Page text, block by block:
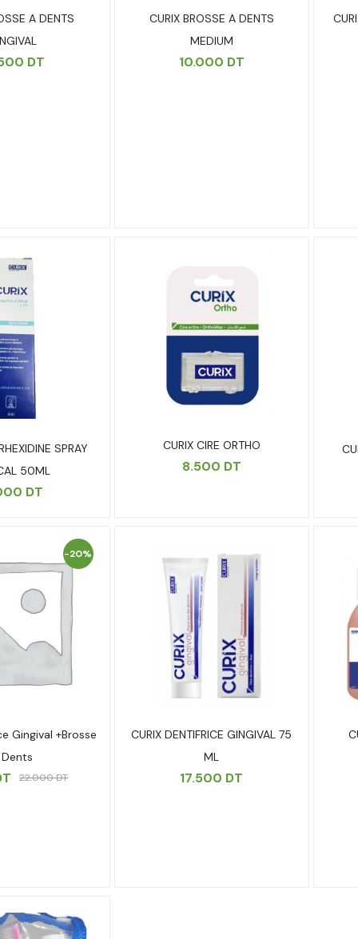
A DENTS
DT
CURIX BROSSE A DENTS
MEDIUM
10.000 DT
SPRAY
50ML
DT
CURIX CIRE ORTHO
8.500 DT
-20%
Gingival +brosse
22.000DT
CURIX DENTIFRICE GINGIVAL 75
ML
17.500 DT